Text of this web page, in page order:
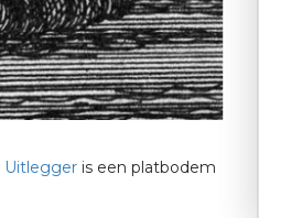
Uitlegger is een platbodem